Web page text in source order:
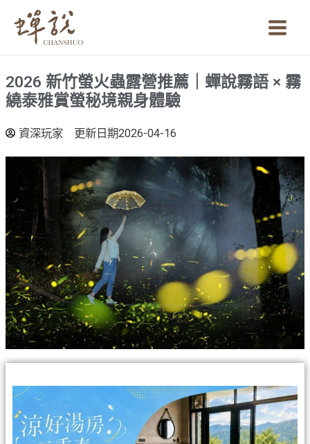
內
容
Main
2026 新竹螢火蟲露營推薦｜蟬說霧語 × 霧
繞泰雅賞螢秘境親身體驗
資深玩家 更新日期2026-04-16